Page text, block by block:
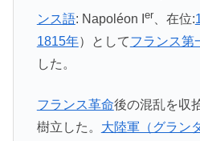
ンス語: Napoléon I er 、在位:
1815年）としてフランス第
した。
フランス革命後の混乱を収
樹立した。 大陸軍（グラン